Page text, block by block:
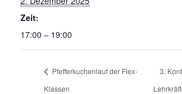
Zeit:
17:00 – 19:00
Pfefferkuchenlauf der Flex-
Klassen
3.